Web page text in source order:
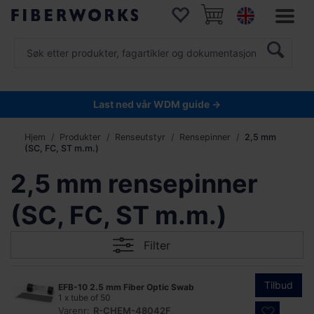
Last ned vår WDM guide →
Hjem Produkter Renseutstyr Rensepinner
2,5 mm
(SC, FC, ST m.m.)
2,5 mm rensepinner
(SC, FC, ST m.m.)
Filter
EFB-10 2.5 mm Fiber Optic Swab
1 x tube of 50
Varenr: R-CHEM-48042F
Tilbud